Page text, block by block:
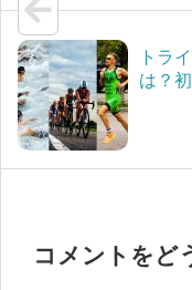
トラ
は？
コメントをど